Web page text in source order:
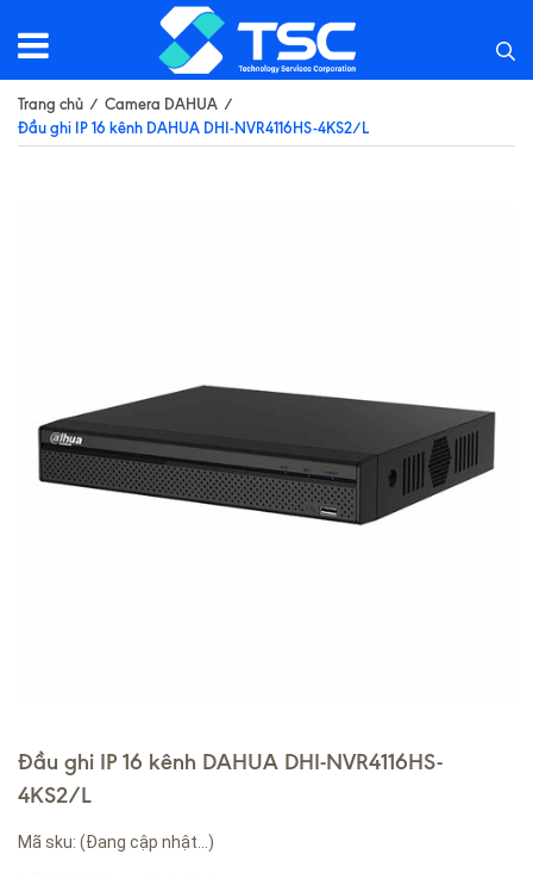
Trang chủ / Camera DAHUA /
Đầu ghi IP 16 kênh DAHUA DHI-NVR4116HS-4KS2/L
Đầu ghi IP 16 kênh DAHUA DHI-NVR4116HS-
4KS2/L
Mã sku: (Đang cập nhật...)